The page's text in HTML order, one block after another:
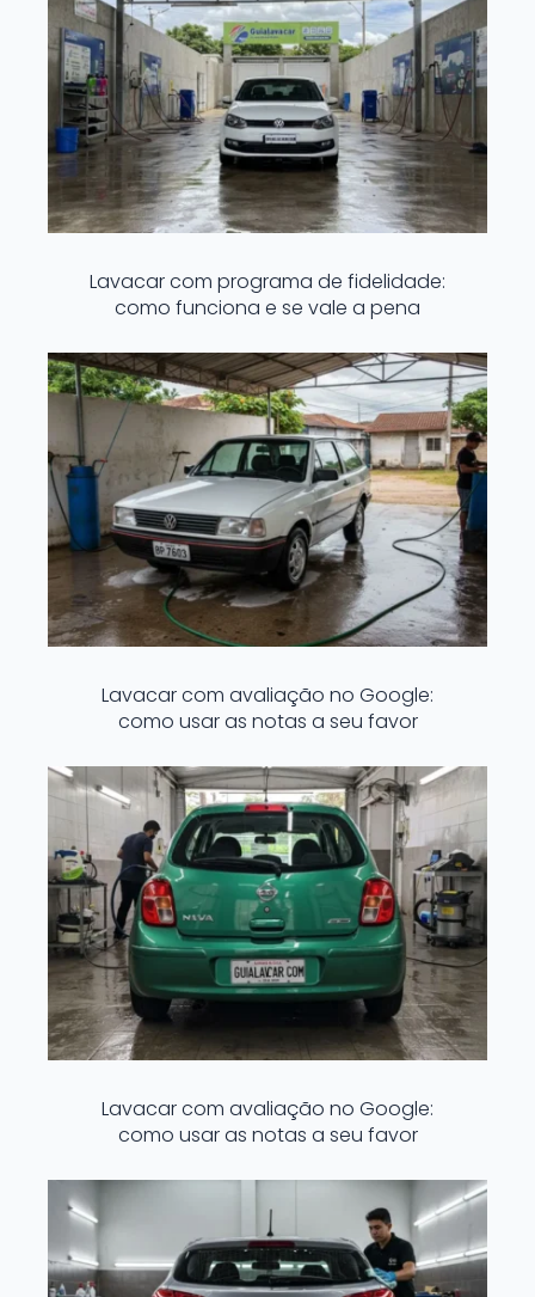
Lavacar com programa de fidelidade:
como funciona e se vale a pena
Lavacar com avaliação no Google:
como usar as notas a seu favor
Lavacar com avaliação no Google:
como usar as notas a seu favor